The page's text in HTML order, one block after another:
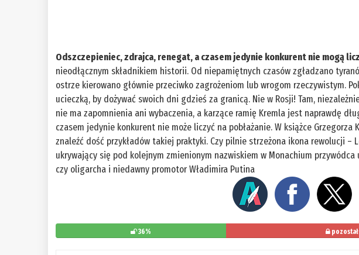
Odszczepieniec, zdrajca, renegat, a czasem jedynie konkurent nie mogą
nieodłącznym składnikiem historii. Od niepamiętnych czasów zgładzano
ostrze kierowano głównie przeciwko zagrożeniom lub wrogom rzeczywistym.
ucieczką, by dożywać swoich dni gdzieś za granicą. Nie w Rosji! Tam,
nie ma zapomnienia ani wybaczenia, a karzące ramię Kremla jest naprawdę
czasem jedynie konkurent nie może liczyć na pobłażanie. W książce Grzegorza
znaleźć dość przykładów takiej praktyki. Czy pilnie strzeżona ikona rewolucji –
ukrywający się pod kolejnym zmienionym nazwiskiem w Monachium
czy oligarcha i niedawny promotor Władimira Putina
36%